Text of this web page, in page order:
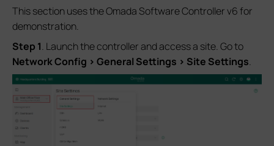
This section uses the Omada Software Controller v6 for
demonstration.
Step 1. Launch the controller and access a site. Go to
Network Config > General Settings > Site Settings.